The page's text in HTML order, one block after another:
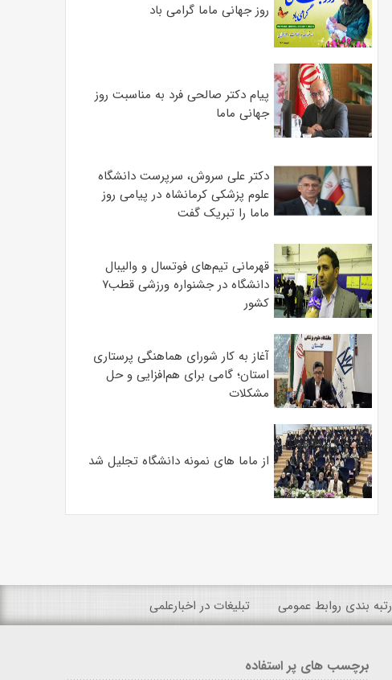
روز جهانی ماما گرامی باد
پیام دکتر صالحی فرد به مناسبت روز
جهانی ماما
دکتر علی سروش، سرپرست دانشگاه
علوم پزشکی کرمانشاه در پیامی روز
ماما را تبریک گفت
قهرمانی تیم‌های فوتسال و والیبال
دانشگاه در جشنواره ورزشی قطب۷
کشور
آغاز به کار شورای هماهنگی پرستاری
استان؛ گامی برای هم‌افزایی و حل
مشکلات
از ماما های نمونه دانشگاه تجلیل شد
رتبه بندی روابط عمومی تبلیغات در اخبارعلمی
برچسب های پر استفاده